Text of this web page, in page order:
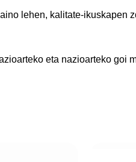
lehen, kalitate-ikuskapen
eta nazioarteko goi